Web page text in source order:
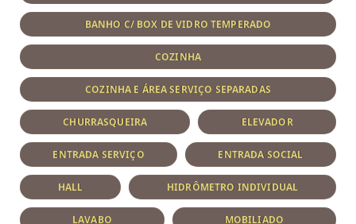
BANHO C/ BOX DE VIDRO TEMPERADO
COZINHA
COZINHA E ÁREA SERVIÇO SEPARADAS
CHURRASQUEIRA ELEVADOR
ENTRADA SERVIÇO ENTRADA SOCIAL
HALL HIDRÔMETRO INDIVIDUAL
LAVABO MOBILIADO